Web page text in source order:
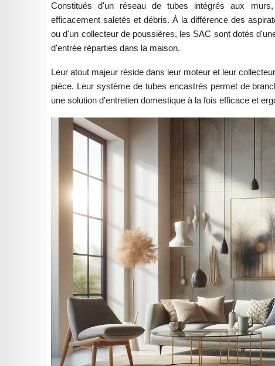
Constitués d'un réseau de tubes intégrés aux
efficacement saletés et débris. À la différence des
ou d'un collecteur de poussières, les SAC sont dotés
d'entrée réparties dans la maison.
Leur atout majeur réside dans leur moteur et leur
pièce. Leur système de tubes encastrés permet de
une solution d'entretien domestique à la fois efficace et